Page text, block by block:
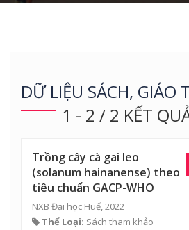
DỮ LIỆU SÁCH, GIÁO
1 - 2 / 2 KẾT
Trồng cây cà gai leo
(solanum hainanense) theo
tiêu chuẩn GACP-WHO
NXB Đại học Huế, 2022
Thể Loại: Sách tham khảo